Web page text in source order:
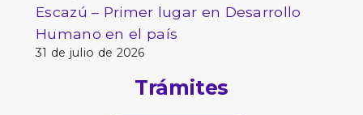
Escazú – Primer lugar en Desarrollo
Humano en el país
31 de julio de 2026
Trámites